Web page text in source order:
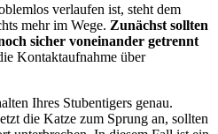
verlaufen ist, steht dem
mehr im Wege. Zunächst sollten
sicher voneinander getrennt
Kontaktaufnahme über
Ihres Stubentigers genau.
die Katze zum Sprung an, sollten